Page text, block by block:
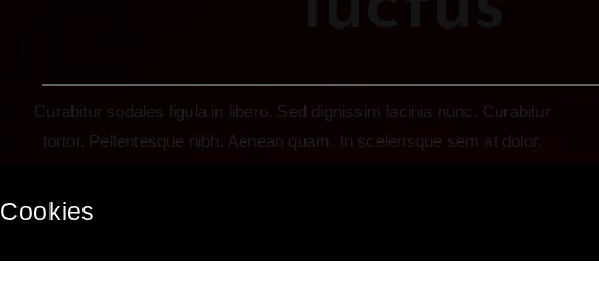
Curabitur sodales ligula in libero. Sed dignissim lacinia nunc. Curabitur
tortor. Pellentesque nibh. Aenean quam. In scelerisque sem at dolor.
egestas porttitor. Morbi lectus risus, iaculis vel, suscipit quis, luctus non,
metus ullamcorper.
Cookies